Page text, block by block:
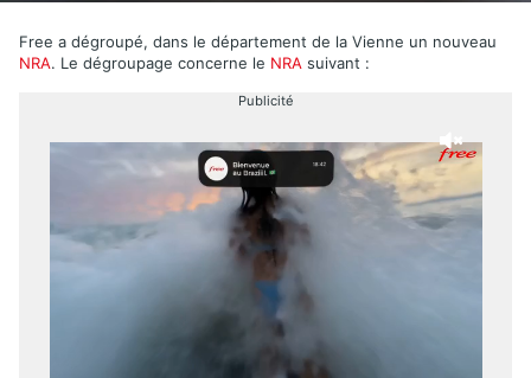
Free a dégroupé, dans le département de la Vienne un nouveau
NRA. Le dégroupage concerne le NRA suivant :
Publicité